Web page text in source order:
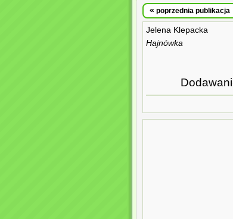
« poprzednia publikacja
Jelena Klepacka
Hajnówka